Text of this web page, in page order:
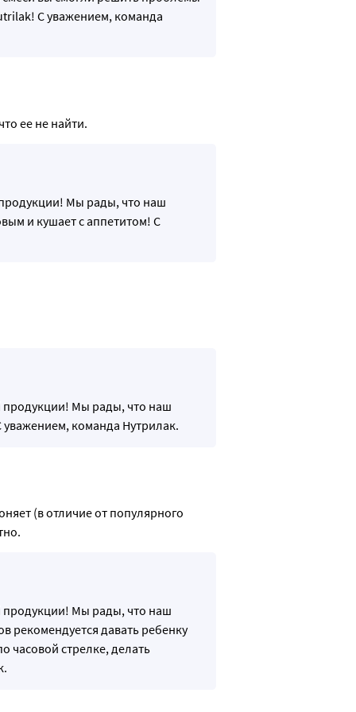
С уважением, команда
ее не найти.
Мы рады, что наш
и кушает с аппетитом! С
продукции! Мы рады, что наш
уважением, команда Нутрилак.
(в отличие от популярного
продукции! Мы рады, что наш
рекомендуется давать ребенку
часовой стрелке, делать